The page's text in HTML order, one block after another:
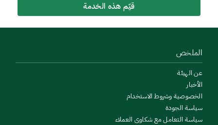
قيّم هذه الخدمة
الملخص
عن الهيئة
الأخبار
الخصوصية وشروط الاستخدام
سياسة الجودة
سياسة التعامل مع شكاوى العملاء